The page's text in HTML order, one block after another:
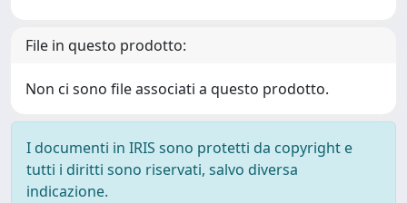
File in questo prodotto:
Non ci sono file associati a questo prodotto.
I documenti in IRIS sono protetti da copyright e
tutti i diritti sono riservati, salvo diversa
indicazione.